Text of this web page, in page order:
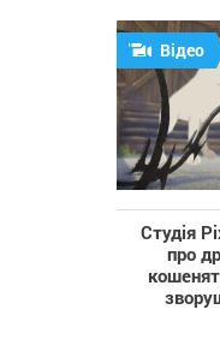
Відео
Студія
про